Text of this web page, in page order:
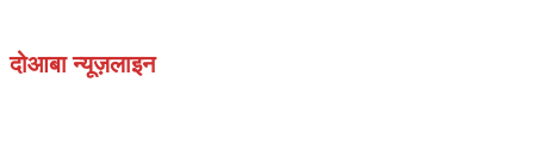
दोआबा न्यूज़लाइन